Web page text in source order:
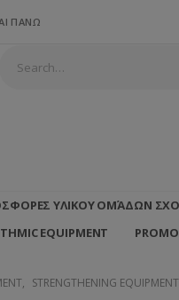
ΠΑΝΩ
ΥΛΙΚΟΥ ΟΜΆΔΩΝ
EQUIPMENT
, STRENGTHENING EQUIPMENT